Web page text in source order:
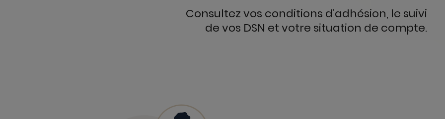
Consultez vos conditions d’adhésion, le suivi
de vos DSN et votre situation de compte.